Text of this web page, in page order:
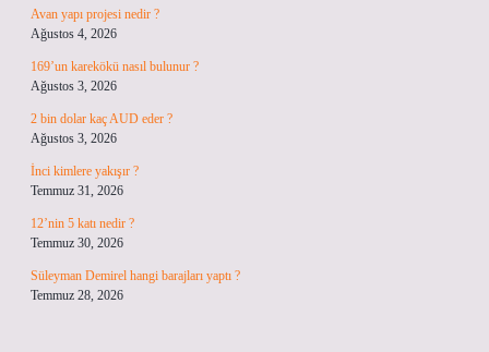
Avan yapı projesi nedir ?
Ağustos 4, 2026
169’un karekökü nasıl bulunur ?
Ağustos 3, 2026
2 bin dolar kaç AUD eder ?
Ağustos 3, 2026
İnci kimlere yakışır ?
Temmuz 31, 2026
12’nin 5 katı nedir ?
Temmuz 30, 2026
Süleyman Demirel hangi barajları yaptı ?
Temmuz 28, 2026